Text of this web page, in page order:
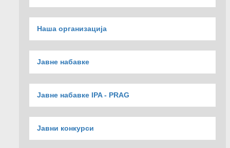
Наша организација
Јавне набавке
Јавне набавке IPA - PRAG
Јавни конкурси